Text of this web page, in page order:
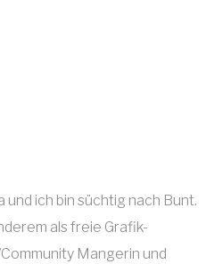
und ich bin süchtig nach Bunt.
als freie Grafik-
Mangerin und